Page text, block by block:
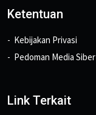
Ketentuan
Kebijakan Privasi
Pedoman Media Siber
Link Terkait